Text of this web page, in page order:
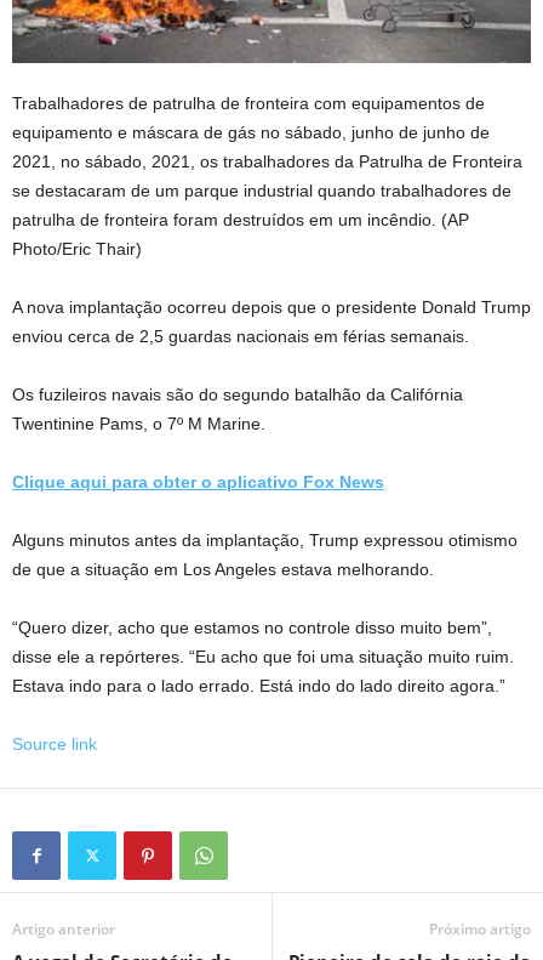
Trabalhadores de patrulha de fronteira com equipamentos de
equipamento e máscara de gás no sábado, junho de junho de
2021, no sábado, 2021, os trabalhadores da Patrulha de Fronteira
se destacaram de um parque industrial quando trabalhadores de
patrulha de fronteira foram destruídos em um incêndio. (AP
Photo/Eric Thair)
A nova implantação ocorreu depois que o presidente Donald Trump
enviou cerca de 2,5 guardas nacionais em férias semanais.
Os fuzileiros navais são do segundo batalhão da Califórnia
Twentinine Pams, o 7º M Marine.
Clique aqui para obter o aplicativo Fox News
Alguns minutos antes da implantação, Trump expressou otimismo
de que a situação em Los Angeles estava melhorando.
“Quero dizer, acho que estamos no controle disso muito bem”,
disse ele a repórteres. “Eu acho que foi uma situação muito ruim.
Estava indo para o lado errado. Está indo do lado direito agora.”
Source link
Artigo anterior Próximo artigo